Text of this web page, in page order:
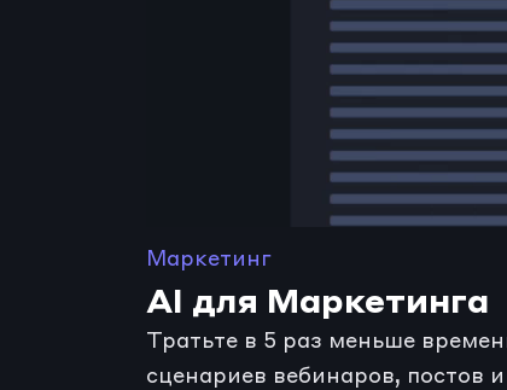
Маркетинг
AI для Маркетинга
Тратьте в 5 раз меньше
сценариев вебинаров, постов